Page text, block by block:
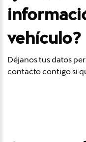
vehículo?
Déjanos tus datos
contacto contigo si